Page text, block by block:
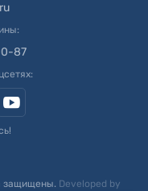
87
защищены. Developed by